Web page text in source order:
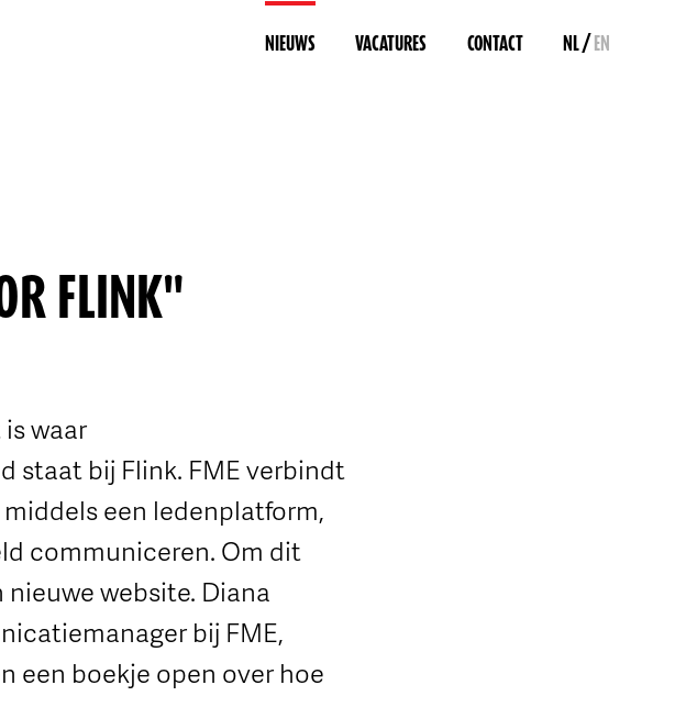
NIEUWS VACATURES CONTACT NL/EN
FLINK"
waar
staat bij Flink. FME verbindt
een ledenplatform,
communiceren. Om dit
website. Diana
bij FME,
een boekje open over hoe